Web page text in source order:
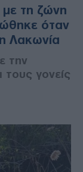
τη ζώνη
όταν
Λακωνία
την
τους γονείς